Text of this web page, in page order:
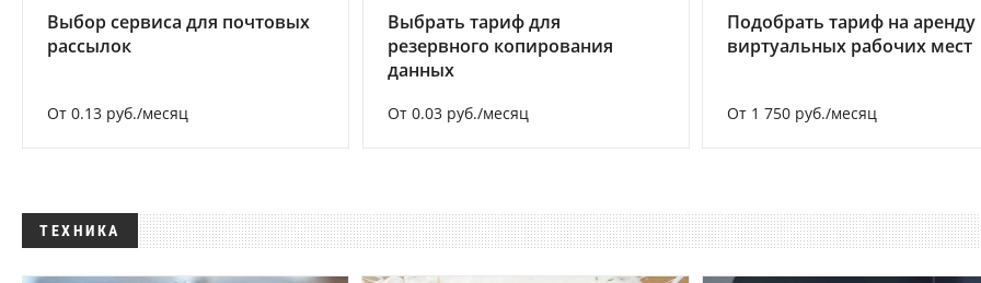
Выбор сервиса для почтовых
рассылок
От 0.13 руб./месяц
Выбрать тариф для
резервного копирования
данных
От 0.03 руб./месяц
Подобрать тариф на аренду
виртуальных рабочих мест
От 1 750 руб./месяц
ТЕХНИКА